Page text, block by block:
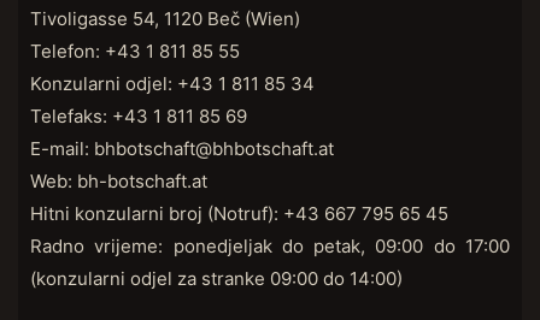
Tivoligasse 54, 1120 Beč (Wien)
Telefon: +43 1 811 85 55
Konzularni odjel: +43 1 811 85 34
Telefaks: +43 1 811 85 69
E-mail: bhbotschaft@bhbotschaft.at
Web: bh-botschaft.at
Hitni konzularni broj (Notruf): +43 667 795 65 45
Radno vrijeme: ponedjeljak do petak, 09:00 do 17:00
(konzularni odjel za stranke 09:00 do 14:00)